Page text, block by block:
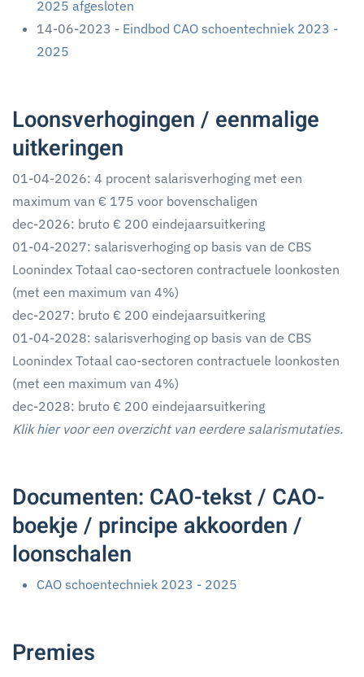
2025 afgesloten
14-06-2023 - Eindbod CAO schoentechniek 2023 -
2025
Loonsverhogingen / eenmalige
uitkeringen
01-04-2026: 4 procent salarisverhoging met een
maximum van € 175 voor bovenschaligen
dec-2026: bruto € 200 eindejaarsuitkering
01-04-2027: salarisverhoging op basis van de CBS
Loonindex Totaal cao-sectoren contractuele loonkosten
(met een maximum van 4%)
dec-2027: bruto € 200 eindejaarsuitkering
01-04-2028: salarisverhoging op basis van de CBS
Loonindex Totaal cao-sectoren contractuele loonkosten
(met een maximum van 4%)
dec-2028: bruto € 200 eindejaarsuitkering
Klikhiervoor een overzicht van eerdere salarismutaties.
Documenten: CAO-tekst / CAO-
boekje / principe akkoorden /
loonschalen
CAO schoentechniek 2023 - 2025
Premies